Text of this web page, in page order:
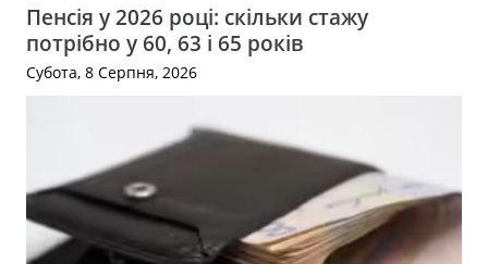
Пенсія у 2026 році: скільки стажу
потрібно у 60, 63 і 65 років
Субота, 8 Серпня, 2026